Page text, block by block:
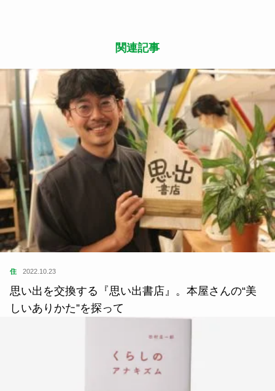
関連記事
住 2022.10.23
思い出を交換する『思い出書店』。本屋さんの“美
しいありかた”を探って